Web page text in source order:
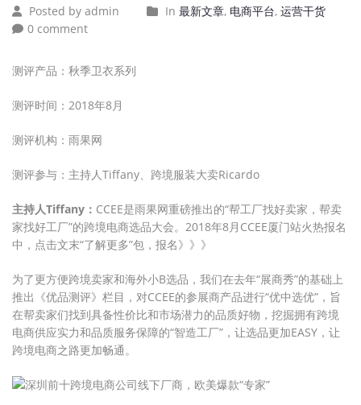
Posted by admin In 最新文章, 电商平台, 运营干货
0 comment
测评产品：秋季卫衣系列
测评时间：2018年8月
测评机构：雨果网
测评参与：主持人Tiffany、跨境服装大卖Ricardo
主持人Tiffany： CCEE是雨果网重磅推出的“帮工厂找好卖家，帮卖
家找好工厂”的跨境电商选品大会。2018年8月CCEE厦门站火热报名
中，点击文末“了解更多”包，报名》》》
为了更方便跨境卖家和海外小B选品，我们在去年“展商秀”的基础上
推出《优品测评》栏目，对CCEE的参展商产品进行“优中选优”，旨
在帮卖家们找到具备性价比和市场潜力的品质好物，挖掘拥有跨境
电商供应实力和品质服务保障的“智造工厂”，让选品更加EASY，让
跨境电商之路更加畅通。